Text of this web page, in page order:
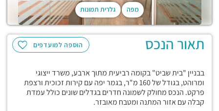
מפה גלרית תמונות
הוספה למועדפים תאור הנכס
בבניין "בית שביט" בקומה רביעית מתוך ארבע, משרד ייצוגי
ומרוהט, בגודל של 160 מ"ר, בגמר יפה עם קירות זכוכית ורצפת
פרקט. הנכס מחולק לשמונה חדרים בגדלים שונים כולל עמדת
קבלה עם אזור המתנה ומטבח מאובזר.